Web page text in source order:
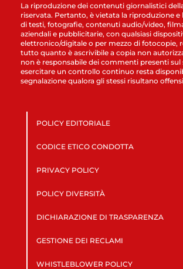
La riproduzione dei contenuti giornalistici
riservata. Pertanto, è vietata la riproduzione e
di testi, fotografie, contenuti audio/video,
aziendali e pubblicitarie, con qualsiasi
elettronico/digitale o per mezzo di fotocopie,
tutto quanto è ascrivibile a copia non
non è responsabile dei commenti presenti
esercitare un controllo continuo resta
segnalazione qualora gli stessi risultano
POLICY EDITORIALE
CODICE ETICO CONDOTTA
PRIVACY POLICY
POLICY DIVERSITÀ
DICHIARAZIONE DI TRASPARENZA
GESTIONE DEI RECLAMI
WHISTLEBLOWER POLICY